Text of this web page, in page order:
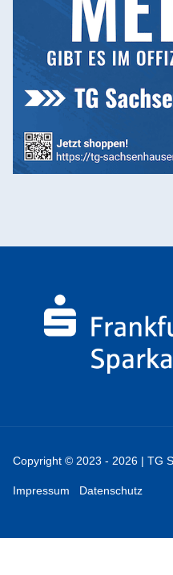
Copyright © 2023 - 2026 | TG
Impressum Datenschutz